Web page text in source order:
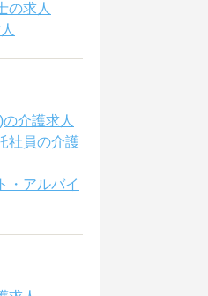
の求人
介護求人
社員の介護
・アルバイ